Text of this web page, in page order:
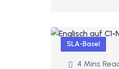
SLA-Basel
4 Mins